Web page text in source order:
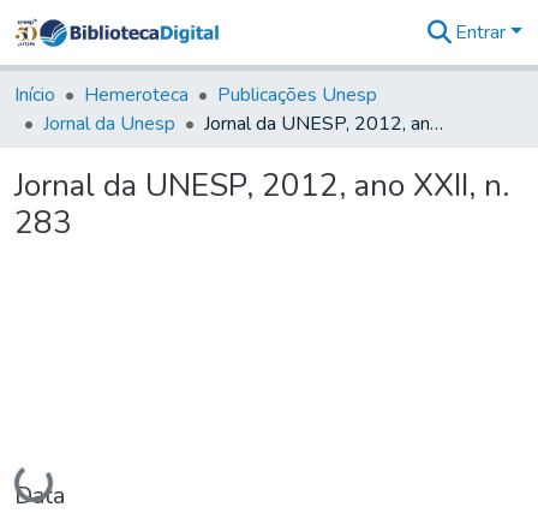
&
Coleções
Tudo na
Digital
Entrar
Início Hemeroteca
Publicações Unesp
Jornal da Unesp
Jornal da UNESP, 2012, ano XXII, n. 283
Jornal da UNESP, 2012, ano XXII, n.
283
Carregando...
Data